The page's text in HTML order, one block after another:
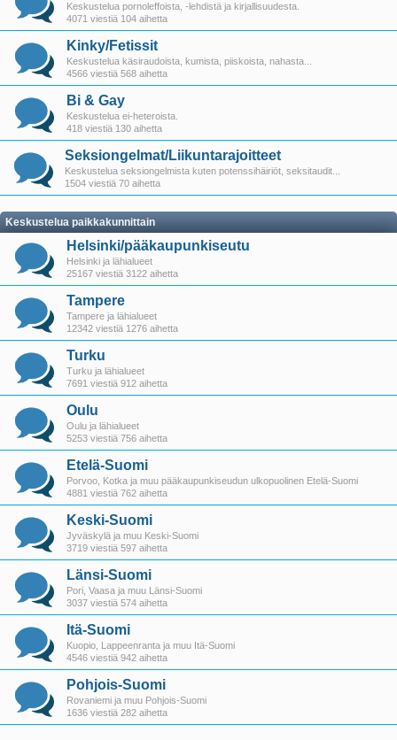
Keskustelua pornoleffoista, -lehdistä ja kirjallisuudesta.
4071 viestiä 104 aihetta
Kinky/Fetissit
Keskustelua käsiraudoista, kumista, piiskoista, nahasta...
4566 viestiä 568 aihetta
Bi & Gay
Keskustelua ei-heteroista.
418 viestiä 130 aihetta
Seksiongelmat/Liikuntarajoitteet
Keskustelua seksiongelmista kuten potenssihäiriöt, seksitaudit...
1504 viestiä 70 aihetta
Keskustelua paikkakunnittain
Helsinki/pääkaupunkiseutu
Helsinki ja lähialueet
25167 viestiä 3122 aihetta
Tampere
Tampere ja lähialueet
12342 viestiä 1276 aihetta
Turku
Turku ja lähialueet
7691 viestiä 912 aihetta
Oulu
Oulu ja lähialueet
5253 viestiä 756 aihetta
Etelä-Suomi
Porvoo, Kotka ja muu pääkaupunkiseudun ulkopuolinen Etelä-Suomi
4881 viestiä 762 aihetta
Keski-Suomi
Jyväskylä ja muu Keski-Suomi
3719 viestiä 597 aihetta
Länsi-Suomi
Pori, Vaasa ja muu Länsi-Suomi
3037 viestiä 574 aihetta
Itä-Suomi
Kuopio, Lappeenranta ja muu Itä-Suomi
4546 viestiä 942 aihetta
Pohjois-Suomi
Rovaniemi ja muu Pohjois-Suomi
1636 viestiä 282 aihetta